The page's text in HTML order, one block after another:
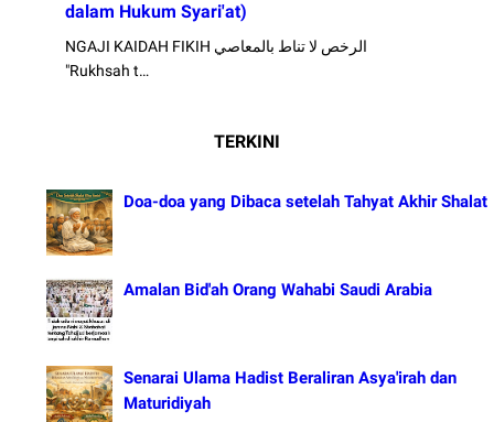
dalam Hukum Syari'at)
NGAJI KAIDAH FIKIH الرخص لا تناط بالمعاصي
"Rukhsah t…
TERKINI
Doa-doa yang Dibaca setelah Tahyat Akhir Shalat
Amalan Bid'ah Orang Wahabi Saudi Arabia
Senarai Ulama Hadist Beraliran Asya'irah dan
Maturidiyah